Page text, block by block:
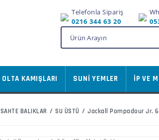
Telefonla Sipariş
0216 344 63 20
OLTA KAMIŞLARI SUNİ YEMLER İP VE
SAHTE BALIKLAR SU ÜSTÜ Jackall Pompadour Jr.